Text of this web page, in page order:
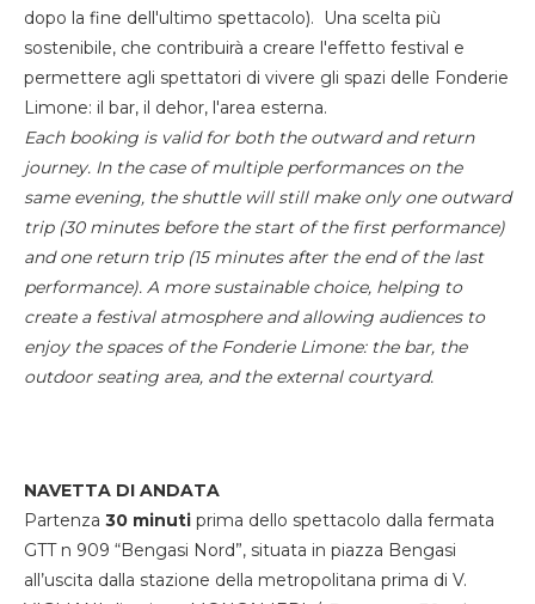
dopo la fine dell'ultimo spettacolo). Una scelta più
sostenibile, che contribuirà a creare l'effetto festival e
permettere agli spettatori di vivere gli spazi delle Fonderie
Limone: il bar, il dehor, l'area esterna.
Each booking is valid for both the outward and return
journey. In the case of multiple performances on the
same evening, the shuttle will still make only one outward
trip (30 minutes before the start of the first performance)
and one return trip (15 minutes after the end of the last
performance). A more sustainable choice, helping to
create a festival atmosphere and allowing audiences to
enjoy the spaces of the Fonderie Limone: the bar, the
outdoor seating area, and the external courtyard.
NAVETTA DI ANDATA
Partenza 30 minuti prima dello spettacolo dalla fermata
GTT n 909 “Bengasi Nord”, situata in piazza Bengasi
all’uscita dalla stazione della metropolitana prima di V.